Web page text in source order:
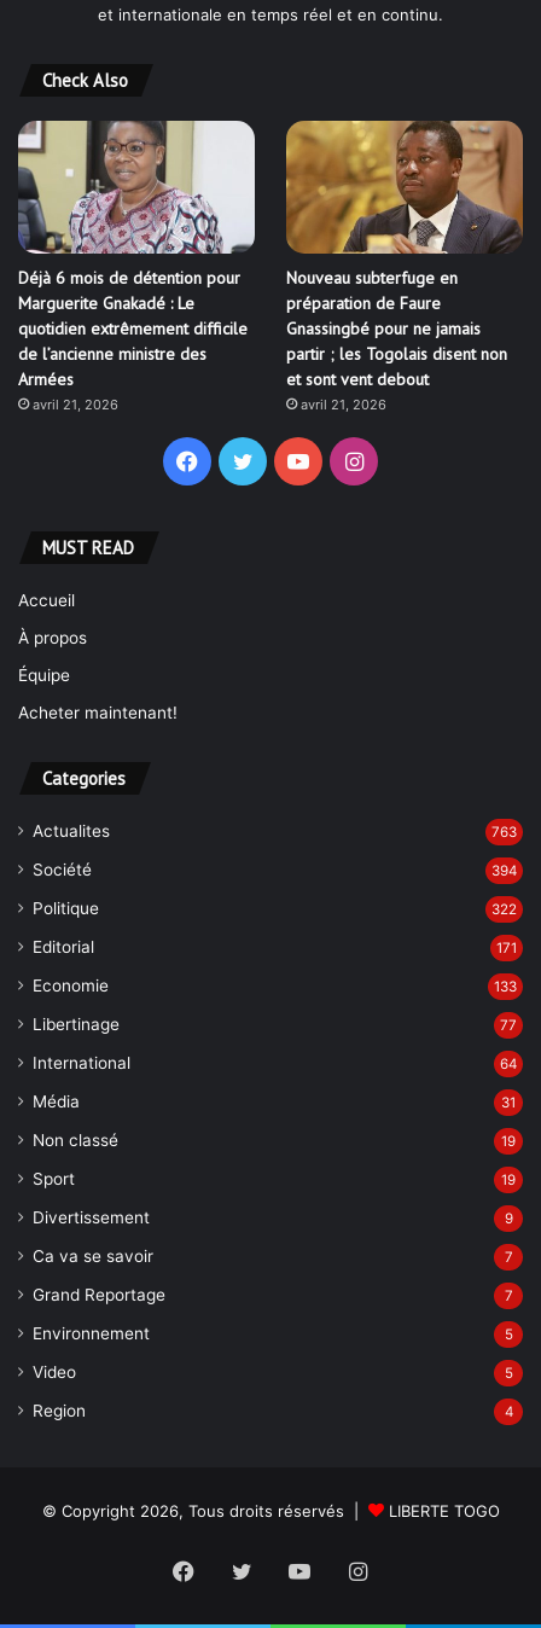
et internationale en temps réel et en continu.
Check Also
Déjà 6 mois de détention pour
Marguerite Gnakadé : Le
quotidien extrêmement difficile
de l’ancienne ministre des
Armées
avril 21, 2026
Nouveau subterfuge en
préparation de Faure
Gnassingbé pour ne jamais
partir ; les Togolais disent non
et sont vent debout
avril 21, 2026
Facebook
TwitterYouTubeInstagram
MUST READ
Accueil
À propos
Équipe
Acheter maintenant!
Categories
Actualites 763
Société 394
Politique 322
Editorial 171
Economie 133
Libertinage 77
International 64
Média 31
Non classé 19
Sport 19
Divertissement 9
Ca va se savoir 7
Grand Reportage 7
Environnement 5
Video 5
Region 4
© Copyright 2026, Tous droits réservés | LIBERTE TOGO
Facebook
Twitter YouTubeInstagram